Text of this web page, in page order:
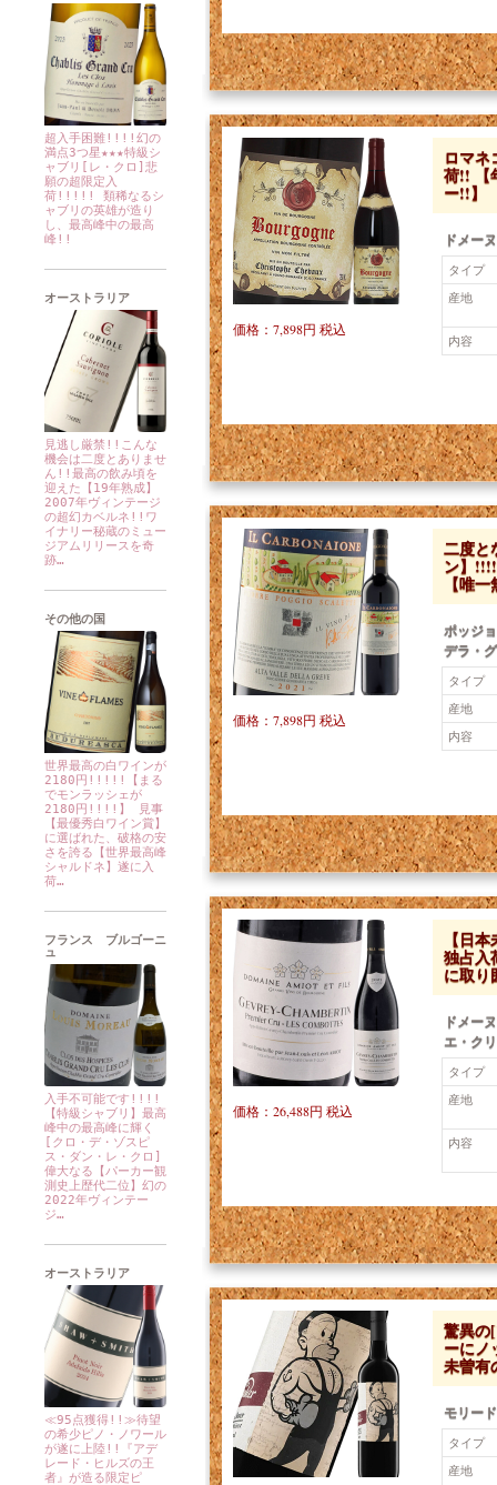
超入手困難!!!!幻の
満点3つ星★★★特級シ
ャブリ[レ・クロ]悲
願の超限定入
荷!!!!! 類稀なるシ
ャブリの英雄が造り
し、最高峰中の最高
峰!!
オーストラリア
見逃し厳禁!!こんな
機会は二度とありませ
ん!!最高の飲み頃を
迎えた【19年熟成】
2007年ヴィンテージ
の超幻カベルネ!!ワ
イナリー秘蔵のミュー
ジアムリリースを奇
跡…
その他の国
世界最高の白ワインが
2180円!!!!!【まる
でモンラッシェが
2180円!!!!】 見事
【最優秀白ワイン賞】
に選ばれた、破格の安
さを誇る【世界最高峰
シャルドネ】遂に入
荷…
フランス ブルゴーニ
ュ
入手不可能です!!!!
【特級シャブリ】最高
峰中の最高峰に輝く
[クロ・デ・ゾスピ
ス・ダン・レ・クロ]
偉大なる【パーカー観
測史上歴代二位】幻の
2022年ヴィンテー
ジ…
オーストラリア
≪95点獲得!!≫待望
の希少ピノ・ノワール
が遂に上陸!!『アデ
レード・ヒルズの王
者』が造る限定ピ
ロマ
荷!! 【
ー!!】
ドメー
タイプ
産地
内容
価格：7,898円 税込
二度と
ン】
【唯
ポッジ
デラ・
タイプ
産地
内容
価格：7,898円 税込
【日
独占入
に取
ドメー
エ・ク
タイプ
産地
内容
価格：26,488円 税込
驚異の
ーにノ
未曽有
モリー
タイプ
産地